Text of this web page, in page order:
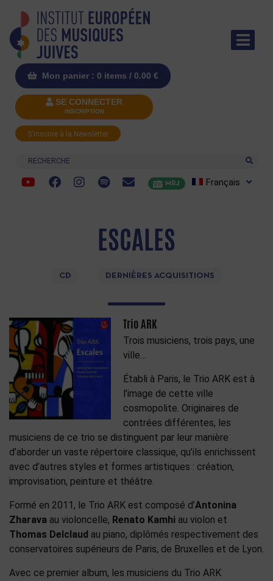
Mon panier : 0 items / 0.00 €
SE CONNECTER
INSCRIPTION
S'inscrire à la Newsletter
Recherche
MRJ Français
ESCALES
CD DERNIÈRES ACQUISITIONS
Trio ARK
Trois musiciens, trois pays, une
ville…
Établi à Paris, le Trio ARK est à
l’image de cette ville
cosmopolite. Originaires de
contrées différentes, les
musiciens de ce trio se distinguent par leur manière
d’aborder un vaste répertoire classique, qu’ils enrichissent
avec d’autres styles et formes artistiques : création,
improvisation, peinture et théâtre.
Formé en 2011, le Trio ARK est composé d’Antonina
Zharava au violoncelle, Renato Kamhi au violon et
Thomas Delclaud au piano, diplômés respectivement des
conservatoires supérieurs de Paris, de Bruxelles et de Lyon.
Avec ce premier album, les musiciens du Trio ARK